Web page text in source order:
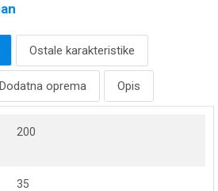
Ostale karakteristike
Dodatna oprema Opis
200
35